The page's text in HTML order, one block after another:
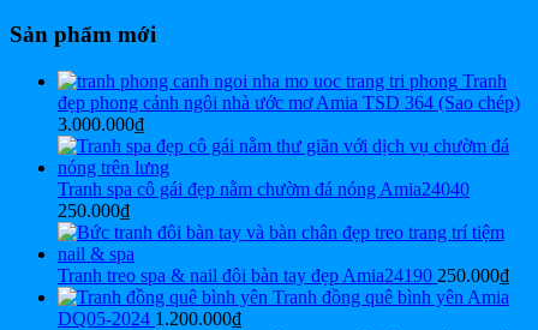
Sản phẩm mới
Tranh
đẹp phong cảnh ngôi nhà ước mơ Amia TSD 364 (Sao chép)
3.000.000₫
Tranh spa cô gái đẹp nằm chườm đá nóng Amia24040
250.000₫
Tranh treo spa & nail đôi bàn tay đẹp Amia24190 250.000₫
Tranh đồng quê bình yên Amia
DQ05-2024 1.200.000₫